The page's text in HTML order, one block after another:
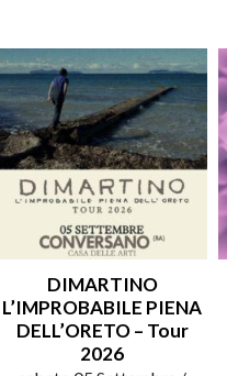
DIMARTINO
L’IMPROBABILE PIENA
DELL’ORETO – Tour
2026